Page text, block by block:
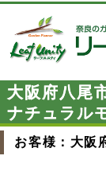
大阪府八尾
ナチュラル
お客様：大阪